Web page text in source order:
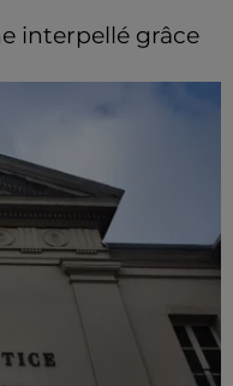
interpellé grâce